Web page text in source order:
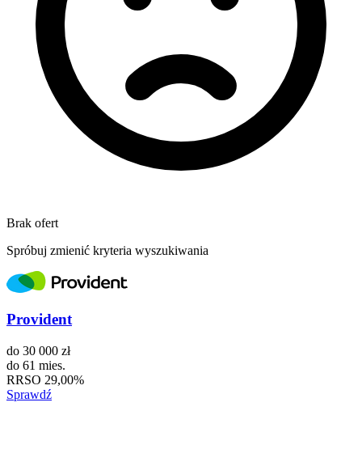
Brak ofert
Spróbuj zmienić kryteria wyszukiwania
Provident
do 30 000 zł
do 61 mies.
RRSO 29,00%
Sprawdź